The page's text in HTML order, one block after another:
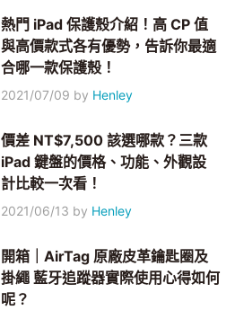
熱門 iPad 保護殼介紹！高 CP 值
與高價款式各有優勢，告訴你最適
合哪一款保護殼！
2021/07/09 by Henley
價差 NT$7,500 該選哪款？三款
iPad 鍵盤的價格、功能、外觀設
計比較一次看！
2021/06/13 by Henley
開箱｜AirTag 原廠皮革鑰匙圈及
掛繩 藍牙追蹤器實際使用心得如何
呢？